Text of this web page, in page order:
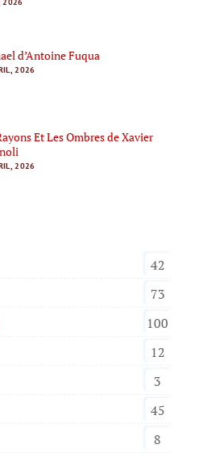
d’Antoine Fuqua
2026
Et Les Ombres de Xavier
2026
42
73
100
12
3
45
8